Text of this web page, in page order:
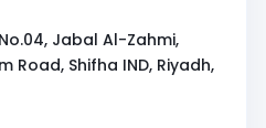
Jabal Al-Zahmi,
Road, Shifha IND, Riyadh,